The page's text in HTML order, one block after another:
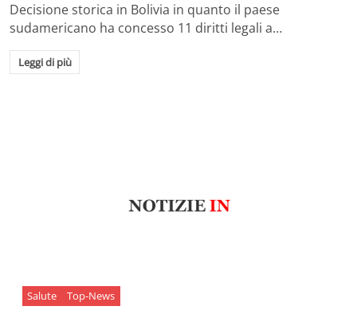
Decisione storica in Bolivia in quanto il paese
sudamericano ha concesso 11 diritti legali a…
Leggi di più
Salute Top-News